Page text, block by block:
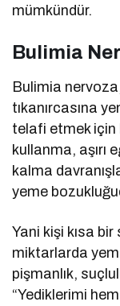
mümkündür.
Bulimia
Bulimia
tıkanırcasına
telafi etmek için
kullanma, aşırı
kalma
yeme
Yani kişi kısa
miktarlarda
pişmanlık,
“Yediklerimi